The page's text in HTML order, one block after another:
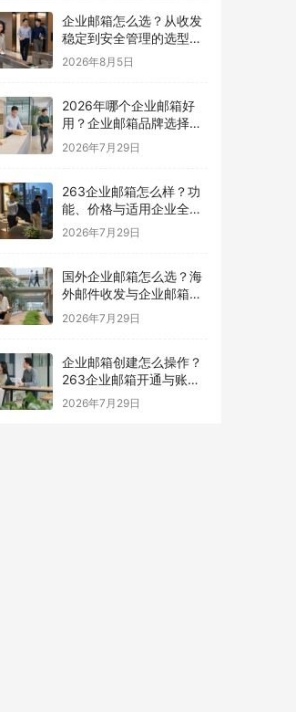
企业邮箱怎么选？从收发
稳定到安全管理的选型指
南
2026年8月5日
2026年哪个企业邮箱好
用？企业邮箱品牌选择指
南
2026年7月29日
263企业邮箱怎么样？功
能、价格与适用企业全面
解析
2026年7月29日
国外企业邮箱怎么选？海
外邮件收发与企业邮箱选
择指南
2026年7月29日
企业邮箱创建怎么操作？
263企业邮箱开通与账号
设置指南
2026年7月29日